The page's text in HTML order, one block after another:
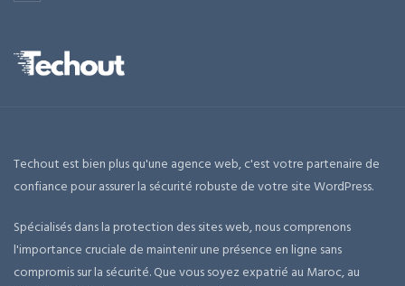
Techout est bien plus qu'une agence web, c'est votre partenaire de
confiance pour assurer la sécurité robuste de votre site WordPress.
Spécialisés dans la protection des sites web, nous comprenons
l'importance cruciale de maintenir une présence en ligne sans
compromis sur la sécurité. Que vous soyez expatrié au Maroc, au